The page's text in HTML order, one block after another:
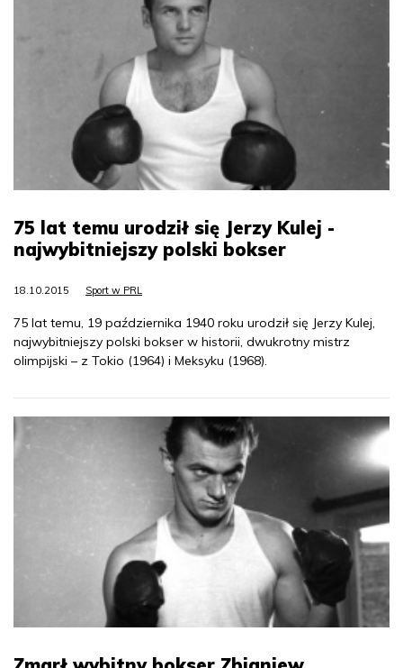
75 lat temu urodził się Jerzy Kulej -
najwybitniejszy polski bokser
18.10.2015 Sport w PRL
75 lat temu, 19 października 1940 roku urodził się Jerzy Kulej,
najwybitniejszy polski bokser w historii, dwukrotny mistrz
olimpijski – z Tokio (1964) i Meksyku (1968).